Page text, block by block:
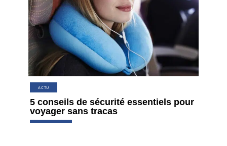
ACTU
5 conseils de sécurité essentiels pour
voyager sans tracas